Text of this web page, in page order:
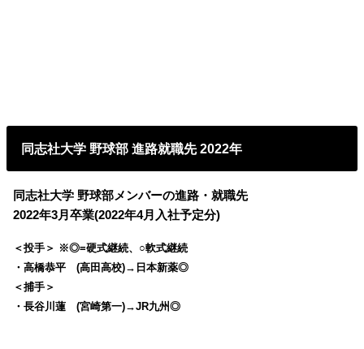
同志社大学 野球部 進路就職先 2022年
同志社大学 野球部メンバーの進路・就職先
2022年3月卒業(2022年4月入社予定分)
＜投手＞ ※◎=硬式継続、○軟式継続
・高橋恭平 (高田高校)→日本新薬◎
＜捕手＞
・長谷川蓮 (宮崎第一)→JR九州◎